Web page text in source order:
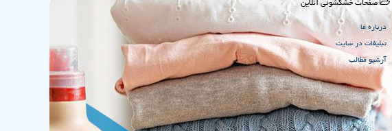
درباره ما
تبلیغات در سایت
آرشیو مطالب